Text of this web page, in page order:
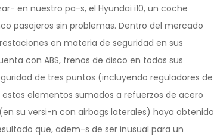
en nuestro pa-s, el Hyundai i10, un coche
pasajeros sin problemas. Dentro del mercado
en materia de seguridad en sus
con ABS, frenos de disco en todas sus
de tres puntos (incluyendo reguladores de
elementos sumados a refuerzos de acero
su versi-n con airbags laterales) haya obtenido
que, adem-s de ser inusual para un